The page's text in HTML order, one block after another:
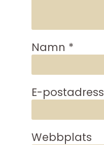
Namn *
E-postadress
Webbplats